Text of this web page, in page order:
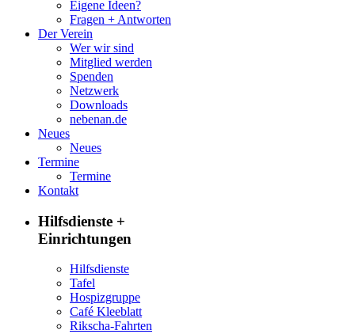
Eigene Ideen?
Fragen + Antworten
Der Verein
Wer wir sind
Mitglied werden
Spenden
Netzwerk
Downloads
nebenan.de
Neues
Neues
Termine
Termine
Kontakt
Hilfsdienste +
Einrichtungen
Hilfsdienste
Tafel
Hospizgruppe
Café Kleeblatt
Rikscha-Fahrten